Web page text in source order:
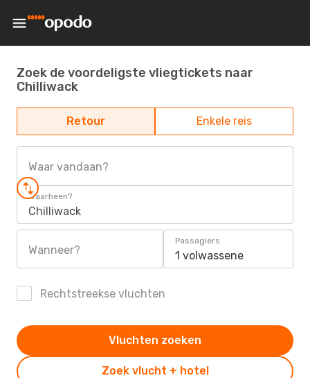
Zoek de voordeligste vliegtickets naar
Chilliwack
Retour Enkele reis
Waar vandaan?
Waarheen?
Chilliwack
Wanneer?
Passagiers
1 volwassene
Rechtstreekse vluchten
Zoek vlucht + hotel
Vluchten zoeken